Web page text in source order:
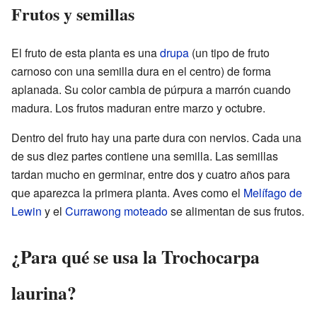
Frutos y semillas
El fruto de esta planta es unadrupa (un tipo de fruto
carnoso con una semilla dura en el centro) de forma
aplanada. Su color cambia de púrpura a marrón cuando
madura. Los frutos maduran entre marzo y octubre.
Dentro del fruto hay una parte dura con nervios. Cada una
de sus diez partes contiene una semilla. Las semillas
tardan mucho en germinar, entre dos y cuatro años para
que aparezca la primera planta. Aves como el Melífago de
Lewin y el Currawong moteadose alimentan de sus frutos.
¿Para qué se usa la Trochocarpa
laurina?